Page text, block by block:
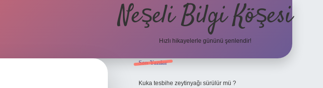
Neşeli Bilgi Köşesi
Hızlı hikayelerle gününü şenlendir!
Sidebar
Son Yazılar
Kuka tesbihe zeytinyağı sürülür mü ?
ilbet mobil giriş en iyi bahis siteleri